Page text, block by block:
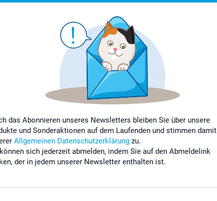
das Abonnieren unseres Newsletters bleiben Sie über unsere
und Sonderaktionen auf dem Laufenden und stimmen damit
Allgemeinen Datenschutzerklärung zu.
sich jederzeit abmelden, indem Sie auf den Abmeldelink
der in jedem unserer Newsletter enthalten ist.